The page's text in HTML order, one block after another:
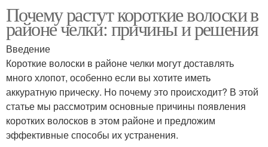
Почему растут короткие волоски в
районе челки: причины и решения
Введение
Короткие волоски в районе челки могут доставлять
много хлопот, особенно если вы хотите иметь
аккуратную прическу. Но почему это происходит? В этой
статье мы рассмотрим основные причины появления
коротких волосков в этом районе и предложим
эффективные способы их устранения.